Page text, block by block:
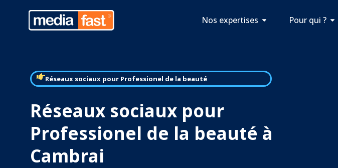
Nos expertises Pour qui ?
Réseaux sociaux pour Professionel de la beauté
Réseaux sociaux pour
Professionel de la beauté à
Cambrai